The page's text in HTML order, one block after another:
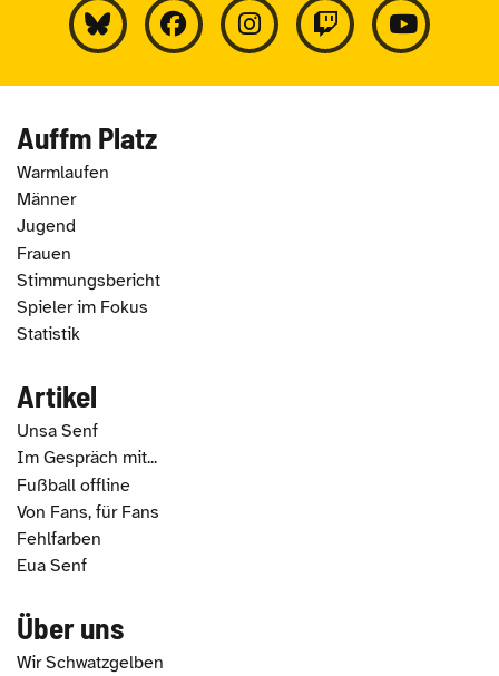
Auffm Platz
Warmlaufen
Männer
Jugend
Frauen
Stimmungsbericht
Spieler im Fokus
Statistik
Artikel
Unsa Senf
Im Gespräch mit...
Fußball offline
Von Fans, für Fans
Fehlfarben
Eua Senf
Über uns
Wir Schwatzgelben